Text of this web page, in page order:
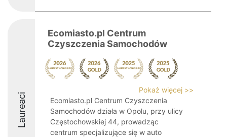
Laureaci
Ecomiasto.pl Centrum
Czyszczenia Samochodów
Pokaż więcej >>
Ecomiasto.pl Centrum Czyszczenia
Samochodów działa w Opolu, przy ulicy
Częstochowskiej 44, prowadząc
centrum specjalizujące się w auto